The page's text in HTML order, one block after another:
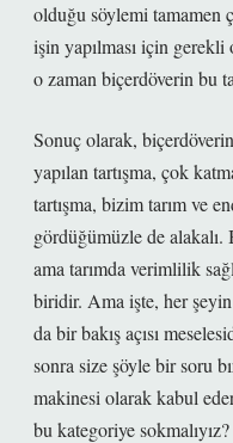
olduğu söylemi tamamen
işin yapılması için
o zaman biçerdöverin bu
Sonuç olarak,
yapılan tartışma, çok
tartışma, bizim tarım ve
gördüğümüzle de
ama tarımda verimlilik
biridir. Ama işte, her
da bir bakış açısı
sonra size şöyle bir soru
makinesi olarak kabul
bu kategoriye sokmalıyız?